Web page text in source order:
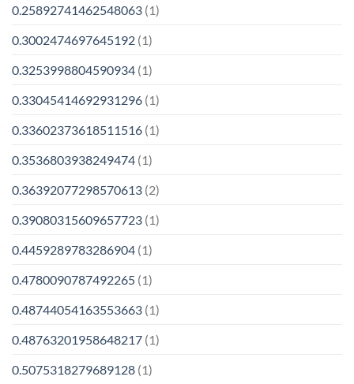
0.25892741462548063 (1)
0.3002474697645192 (1)
0.3253998804590934 (1)
0.33045414692931296 (1)
0.33602373618511516 (1)
0.3536803938249474 (1)
0.36392077298570613 (2)
0.39080315609657723 (1)
0.4459289783286904 (1)
0.4780090787492265 (1)
0.48744054163553663 (1)
0.48763201958648217 (1)
0.5075318279689128 (1)